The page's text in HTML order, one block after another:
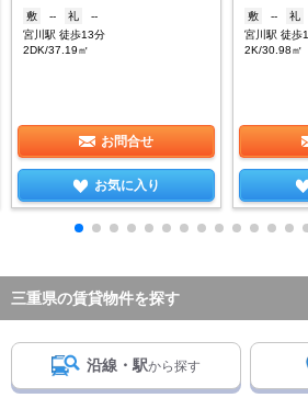
敷
-- 礼
--
宮川駅 徒歩13分
2DK/37.19㎡
お問合せ
お気に入り
敷
-- 礼
宮川駅 徒歩
2K/30.98㎡
三重県の賃貸物件を探す
沿線・駅から探す